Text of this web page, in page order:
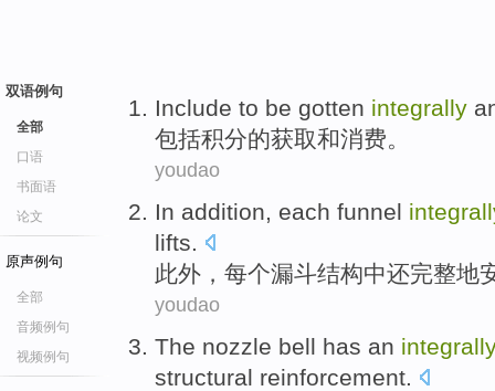
双语例句
全部
口语
书面语
论文
原声例句
全部
音频例句
视频例句
Include to be gotten integrally
包括积分的获取和消费。
youdao
In addition, each funnel
lifts.
此外 ， 每个漏斗结构中还完整地
youdao
The nozzle bell has an
structural reinforcement